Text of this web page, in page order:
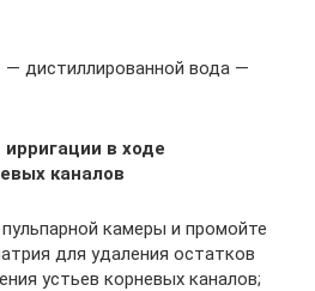
дистиллированной вода —
в ходе
каналов
камеры и промойте
для удаления остатков
устьев корневых каналов;